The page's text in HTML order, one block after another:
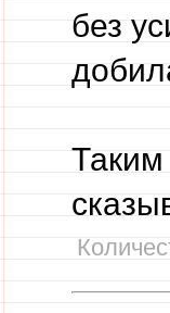
без